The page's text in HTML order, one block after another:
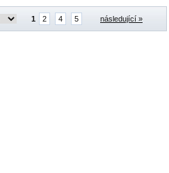
1 2 4 5 následující »